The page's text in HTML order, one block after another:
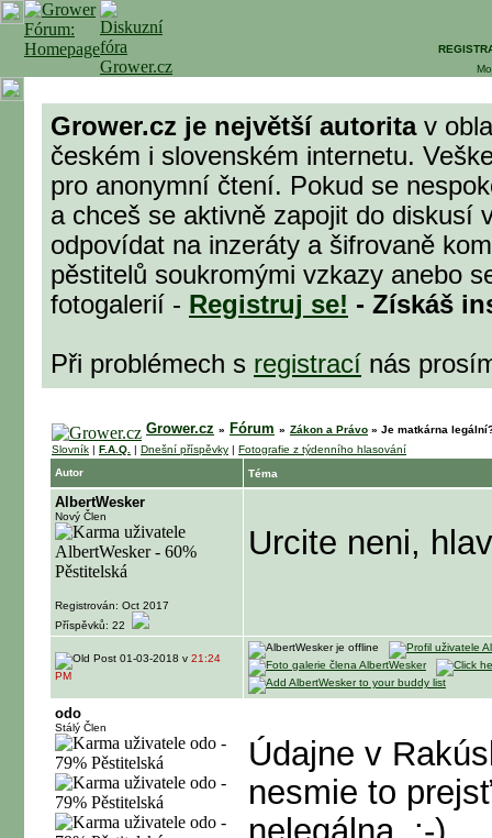
Grower.cz je největší autoritav
českém i slovenském internetu.
pro anonymní čtení. Pokud se
a chceš se aktivně zapojit do diskusí
odpovídat na inzeráty a šifrovaně
pěstitelů soukromými vzkazy anebo
fotogalerií - Registruj se! - Získáš
Při problémech s registrací nás
Grower.cz » Fórum » Zákon a Právo » Je matkárna
Slovník | F.A.Q. | Dnešní příspěvky | Fotografie z týdenního hlasování
Autor
Téma
AlbertWesker
Nový Člen
Registrován: Oct 2017
Příspěvků: 22
Urcite neni,
01-03-2018 v 21:24
PM
odo
Stálý Člen
Údajne v
nesmie to
nelegálna. :-)